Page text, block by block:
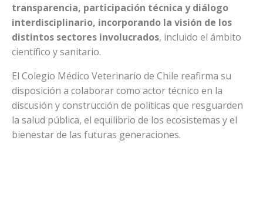
transparencia, participación técnica y diálogo
interdisciplinario, incorporando la visión de los
distintos sectores involucrados, incluido el ámbito
científico y sanitario.
El Colegio Médico Veterinario de Chile reafirma su
disposición a colaborar como actor técnico en la
discusión y construcción de políticas que resguarden
la salud pública, el equilibrio de los ecosistemas y el
bienestar de las futuras generaciones.